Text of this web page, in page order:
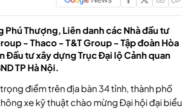
Thượng, Liên danh các Nhà đầu tư
- Thaco - T&T Group - Tập đoàn Hòa
Đầu tư xây dựng Trục Đại lộ Cảnh quan
TP Hà Nội.
điểm trên địa bàn 34 tỉnh, thành phố
xe kỹ thuật chào mừng Đại hội đại biểu